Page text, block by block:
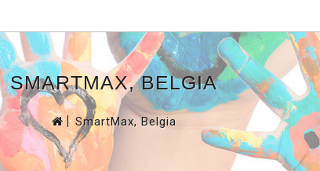
SMARTMAX, BELGIA
>
SmartMax, Belgia